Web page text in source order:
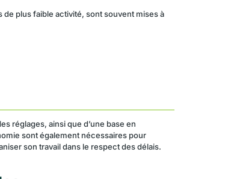
de plus faible activité, sont souvent mises à
réglages, ainsi que d’une base en
sont également nécessaires pour
son travail dans le respect des délais.